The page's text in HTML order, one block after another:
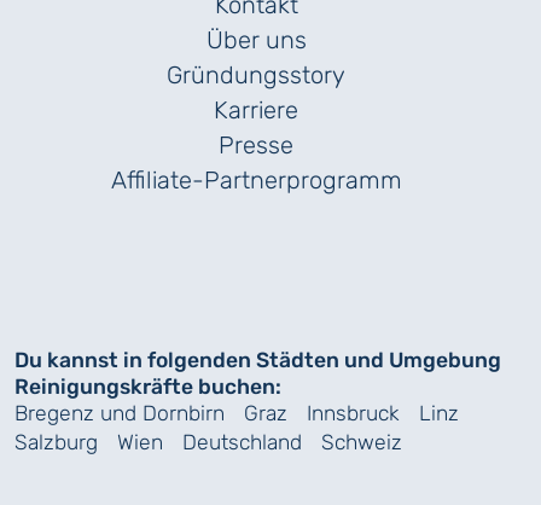
Über uns
Gründungs­story
Karriere
Presse
Affiliate-Partnerprogramm
Du kannst in folgenden Städten und Umgebung
Reinigungskräfte buchen:
Bregenz und Dornbirn
Graz Innsbruck
Linz
Salzburg
Wien Deutschland Schweiz